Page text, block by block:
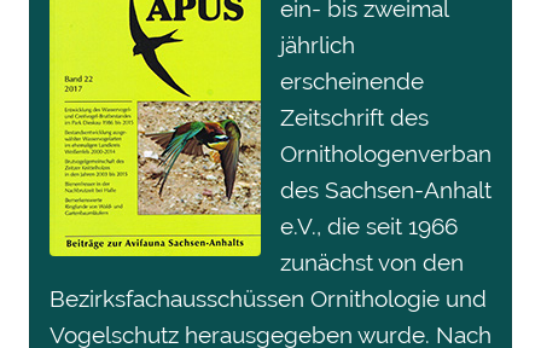
ein- bis zweimal
jährlich
erscheinende
Zeitschrift des
Ornithologenverban
des Sachsen-Anhalt
e.V., die seit 1966
zunächst von den
Bezirksfachausschüssen Ornithologie und
Vogelschutz herausgegeben wurde. Nach